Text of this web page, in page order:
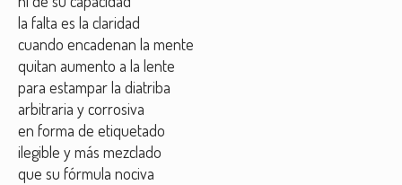
la falta es la claridad
cuando encadenan la mente
quitan aumento a la lente
para estampar la diatriba
arbitraria y corrosiva
en forma de etiquetado
ilegible y más mezclado
que su fórmula nociva